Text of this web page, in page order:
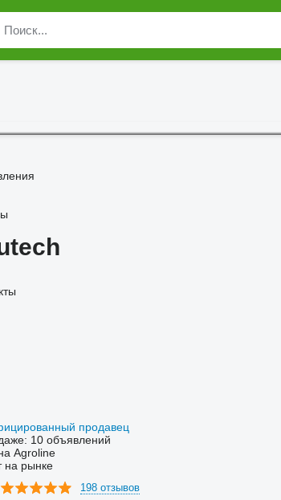
продавец
10 объявлений
Agroline
на рынке
198 отзывов